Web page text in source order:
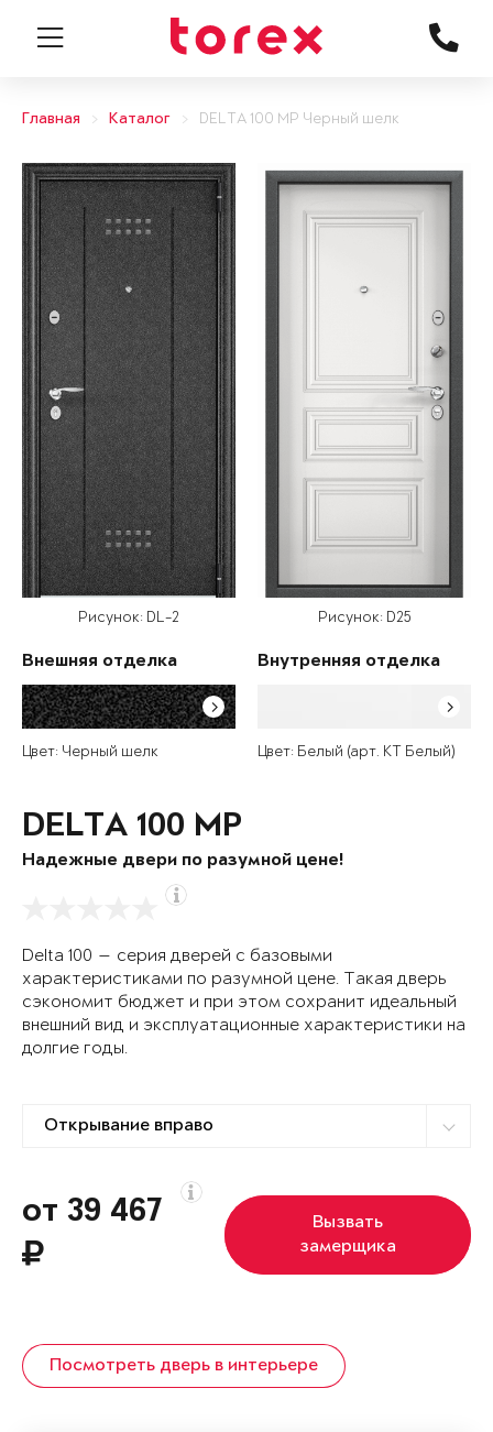
Главная Каталог DELTA 100 MP Черный шелк
Рисунок: DL-2
Внешняя отделка
Цвет: Черный шелк
Рисунок: D25
Внутренняя отделка
Цвет: Белый (арт. КТ Белый)
DELTA 100 MP
Надежные двери по разумной цене!
Delta 100 — серия дверей с базовыми
характеристиками по разумной цене. Такая дверь
сэкономит бюджет и при этом сохранит идеальный
внешний вид и эксплуатационные характеристики на
долгие годы.
от 39 467
Вызвать
замерщика
Посмотреть дверь в интерьере